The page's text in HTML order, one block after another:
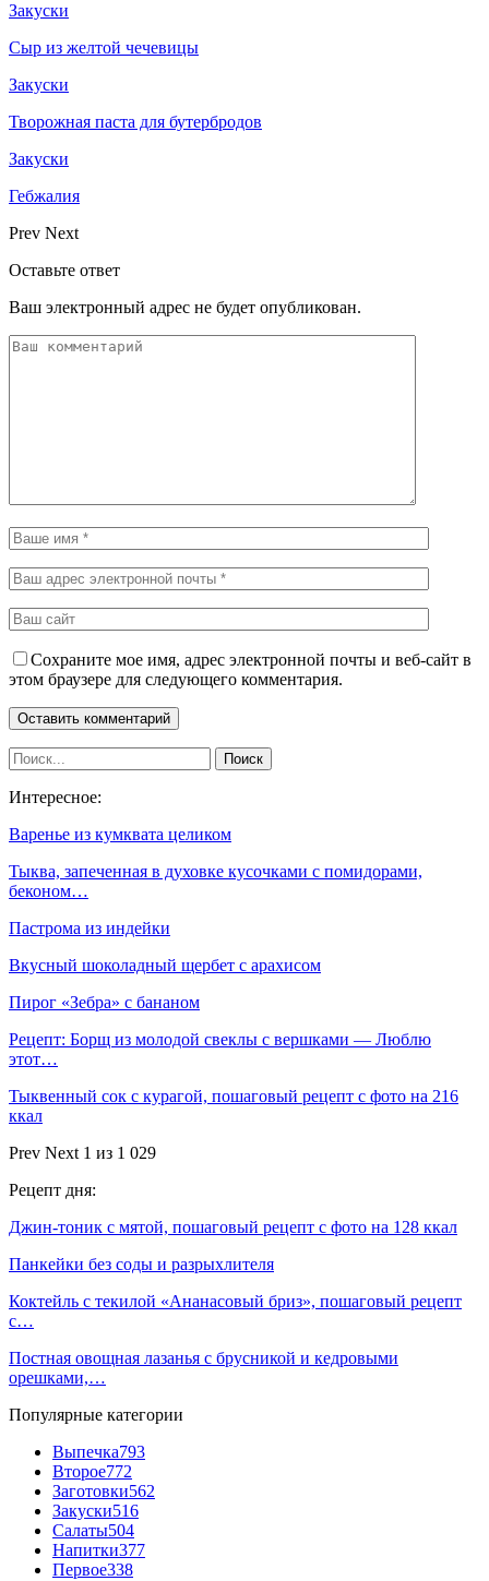
Закуски
Сыр из желтой чечевицы
Закуски
Творожная паста для бутербродов
Закуски
Гебжалия
Prev Next
Оставьте ответ
Ваш электронный адрес не будет опубликован.
Сохраните мое имя, адрес электронной почты и веб-сайт в
этом браузере для следующего комментария.
Интересное:
Варенье из кумквата целиком
Тыква, запеченная в духовке кусочками с помидорами,
беконом…
Пастрома из индейки
Вкусный шоколадный щербет с арахисом
Пирог «Зебра» с бананом
Рецепт: Борщ из молодой свеклы с вершками — Люблю
этот…
Тыквенный сок с курагой, пошаговый рецепт с фото на 216
ккал
Prev Next 1 из 1 029
Рецепт дня:
Джин-тоник с мятой, пошаговый рецепт с фото на 128 ккал
Панкейки без соды и разрыхлителя
Коктейль с текилой «Ананасовый бриз», пошаговый рецепт
с…
Постная овощная лазанья с брусникой и кедровыми
орешками,…
Популярные категории
Выпечка793
Второе772
Заготовки562
Закуски516
Салаты504
Напитки377
Первое338